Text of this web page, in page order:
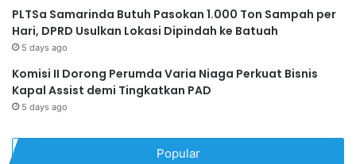
PLTSa Samarinda Butuh Pasokan 1.000 Ton Sampah per
Hari, DPRD Usulkan Lokasi Dipindah ke Batuah
5 days ago
Komisi II Dorong Perumda Varia Niaga Perkuat Bisnis
Kapal Assist demi Tingkatkan PAD
5 days ago
Popular